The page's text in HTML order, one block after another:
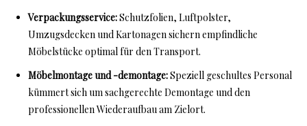
Verpackungsservice:Schutzfolien, Luftpolster,
Umzugsdecken und Kartonagen sichern empfindliche
Möbelstücke optimal für den Transport.
Möbelmontage und -demontage:Speziell geschultes Personal
kümmert sich um sachgerechte Demontage und den
professionellen Wiederaufbau am Zielort.